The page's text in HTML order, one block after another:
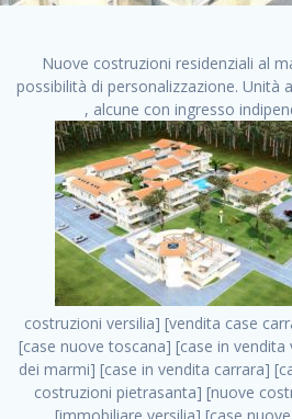
Nuove costruzioni residenziali al
possibilità di personalizzazione. Unità
, alcune con ingresso